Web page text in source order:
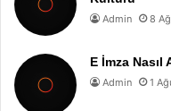
Admin 8
E İmza Nasıl
Admin 1